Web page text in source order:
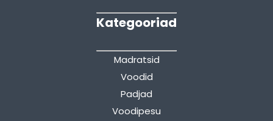
Kategooriad
Madratsid
Voodid
Padjad
Voodipesu